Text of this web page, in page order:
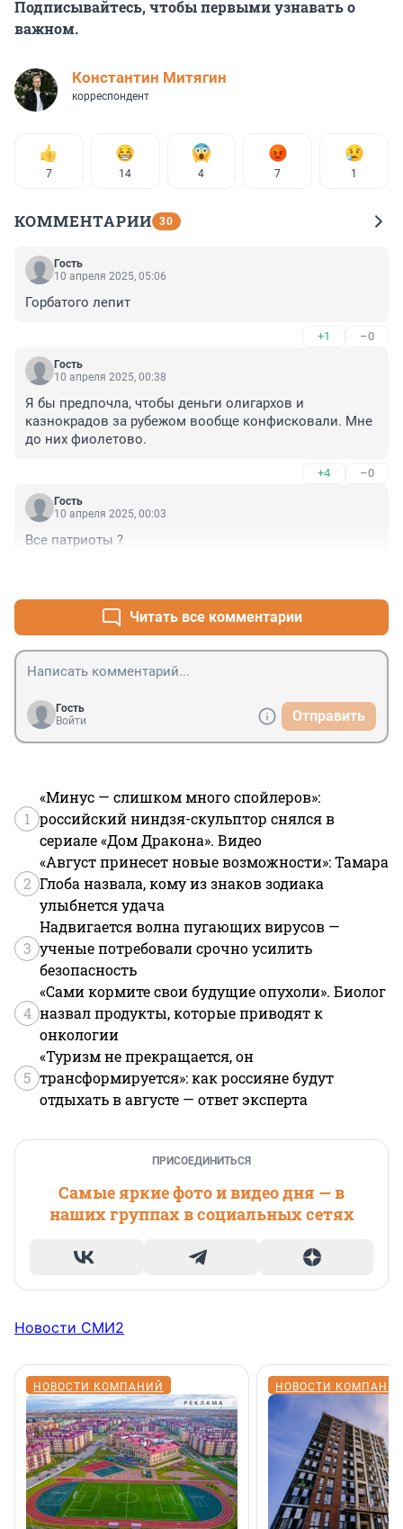
Подписывайтесь, чтобы первыми узнавать о
важном.
Константин Митягин
корреспондент
7 14 4 7 1
КОММЕНТАРИИ 30
Гость
10 апреля 2025, 05:06
Горбатого лепит
+1 –0
Гость
10 апреля 2025, 00:38
Я бы предпочла, чтобы деньги олигархов и
казнокрадов за рубежом вообще конфисковали. Мне
до них фиолетово.
+4 –0
Гость
10 апреля 2025, 00:03
Все патриоты ?
Читать все комментарии
Гость
Войти
Отправить
1
«Минус — слишком много спойлеров»:
российский ниндзя-скульптор снялся в
сериале «Дом Дракона». Видео
2
«Август принесет новые возможности»: Тамара
Глоба назвала, кому из знаков зодиака
улыбнется удача
3
Надвигается волна пугающих вирусов —
ученые потребовали срочно усилить
безопасность
4
«Сами кормите свои будущие опухоли». Биолог
назвал продукты, которые приводят к
онкологии
5
«Туризм не прекращается, он
трансформируется»: как россияне будут
отдыхать в августе — ответ эксперта
ПРИСОЕДИНИТЬСЯ
Самые яркие фото и видео дня — в
наших группах в социальных сетях
Новости СМИ2
НОВОСТИ КОМПАНИЙ НОВОСТИ